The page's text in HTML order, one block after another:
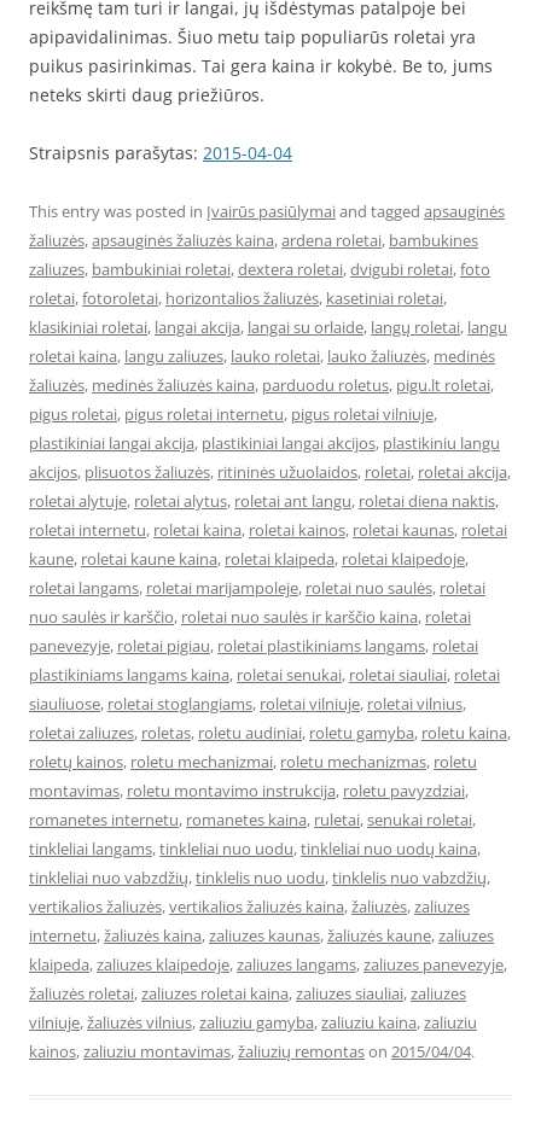
reikšmę tam turi ir langai, jų išdėstymas patalpoje bei
apipavidalinimas. Šiuo metu taip populiarūs roletai yra
puikus pasirinkimas. Tai gera kaina ir kokybė. Be to, jums
neteks skirti daug priežiūros.
Straipsnis parašytas: 2015-04-04
This entry was posted in Įvairūs pasiūlymaiand tagged apsauginės
žaliuzės,apsauginės žaliuzės kaina,ardena roletai, bambukines
zaliuzes, bambukiniai roletai,dextera roletai,dvigubi roletai,foto
roletai,fotoroletai, horizontalios žaliuzės, kasetiniai roletai,
klasikiniai roletai, langai akcija, langai su orlaide, langų roletai, langu
roletai kaina, langu zaliuzes, lauko roletai, lauko žaliuzės, medinės
žaliuzės, medinės žaliuzės kaina, parduodu roletus, pigu.lt roletai,
pigus roletai, pigus roletai internetu, pigus roletai vilniuje,
plastikiniai langai akcija, plastikiniai langai akcijos, plastikiniu langu
akcijos, plisuotos žaliuzės, ritininės užuolaidos, roletai, roletai akcija,
roletai alytuje, roletai alytus, roletai ant langu, roletai diena naktis,
roletai internetu, roletai kaina, roletai kainos, roletai kaunas, roletai
kaune, roletai kaune kaina, roletai klaipeda, roletai klaipedoje,
roletai langams, roletai marijampoleje, roletai nuo saulės, roletai
nuo saulės ir karščio, roletai nuo saulės ir karščio kaina, roletai
panevezyje, roletai pigiau, roletai plastikiniams langams, roletai
plastikiniams langams kaina, roletai senukai, roletai siauliai, roletai
siauliuose, roletai stoglangiams, roletai vilniuje, roletai vilnius,
roletai zaliuzes, roletas, roletu audiniai, roletu gamyba, roletu kaina,
roletų kainos, roletu mechanizmai, roletu mechanizmas, roletu
montavimas, roletu montavimo instrukcija, roletu pavyzdziai,
romanetes internetu, romanetes kaina, ruletai,senukai roletai,
tinkleliai langams,tinkleliai nuo uodu,tinkleliai nuo uodų kaina,
tinkleliai nuo vabzdžių,tinklelis nuo uodu,tinklelis nuo vabzdžių,
vertikalios žaliuzės,vertikalios žaliuzės kaina,žaliuzės,zaliuzes
internetu,žaliuzės kaina,zaliuzes kaunas,žaliuzės kaune,zaliuzes
klaipeda,zaliuzes klaipedoje,zaliuzes langams,zaliuzes panevezyje,
žaliuzės roletai,zaliuzes roletai kaina,zaliuzes siauliai,zaliuzes
vilniuje,žaliuzės vilnius,zaliuziu gamyba,zaliuziu kaina,zaliuziu
kainos,zaliuziu montavimas,žaliuzių remontason 2015/04/04.